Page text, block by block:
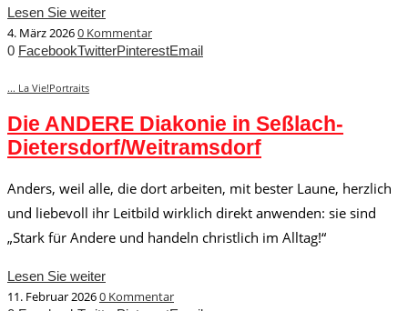
Lesen Sie weiter
4. März 20260 Kommentar
0 FacebookTwitterPinterestEmail
... La Vie!Portraits
Die ANDERE Diakonie in Seßlach-
Dietersdorf/Weitramsdorf
Anders, weil alle, die dort arbeiten, mit bester Laune, herzlich
und liebevoll ihr Leitbild wirklich direkt anwenden: sie sind
„Stark für Andere und handeln christlich im Alltag!“
Lesen Sie weiter
11. Februar 20260 Kommentar